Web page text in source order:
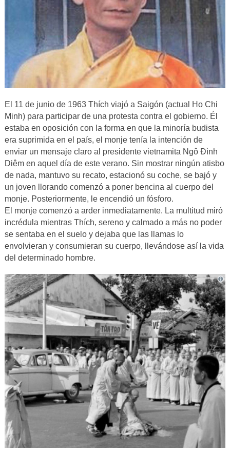
El 11 de junio de 1963 Thích viajó a Saigón (actual Ho Chi
Minh) para participar de una protesta contra el gobierno. Él
estaba en oposición con la forma en que la minoría budista
era suprimida en el país, el monje tenía la intención de
enviar un mensaje claro al presidente vietnamita Ngô Đình
Diệm en aquel día de este verano. Sin mostrar ningún atisbo
de nada, mantuvo su recato, estacionó su coche, se bajó y
un joven llorando comenzó a poner bencina al cuerpo del
monje. Posteriormente, le encendió un fósforo.
El monje comenzó a arder inmediatamente. La multitud miró
incrédula mientras Thích, sereno y calmado a más no poder
se sentaba en el suelo y dejaba que las llamas lo
envolvieran y consumieran su cuerpo, llevándose así la vida
del determinado hombre.